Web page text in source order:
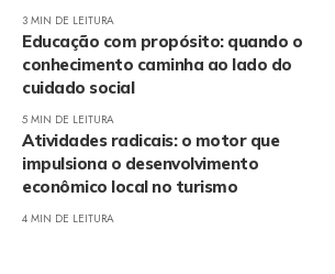
3 MIN DE LEITURA
Educação com propósito: quando o
conhecimento caminha ao lado do
cuidado social
5 MIN DE LEITURA
Atividades radicais: o motor que
impulsiona o desenvolvimento
econômico local no turismo
4 MIN DE LEITURA